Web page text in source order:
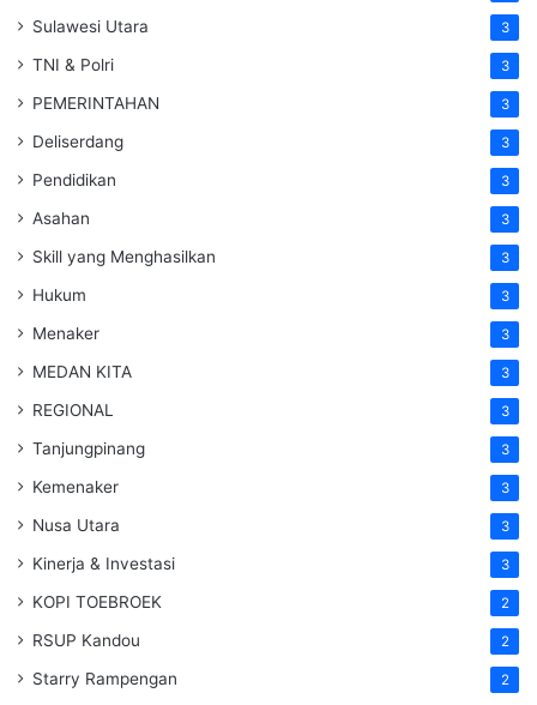
Sulawesi Utara 3
TNI & Polri 3
PEMERINTAHAN 3
Deliserdang 3
Pendidikan 3
Asahan 3
Skill yang Menghasilkan 3
Hukum 3
Menaker 3
MEDAN KITA 3
REGIONAL 3
Tanjungpinang 3
Kemenaker 3
Nusa Utara 3
Kinerja & Investasi 3
KOPI TOEBROEK 2
RSUP Kandou 2
Starry Rampengan 2